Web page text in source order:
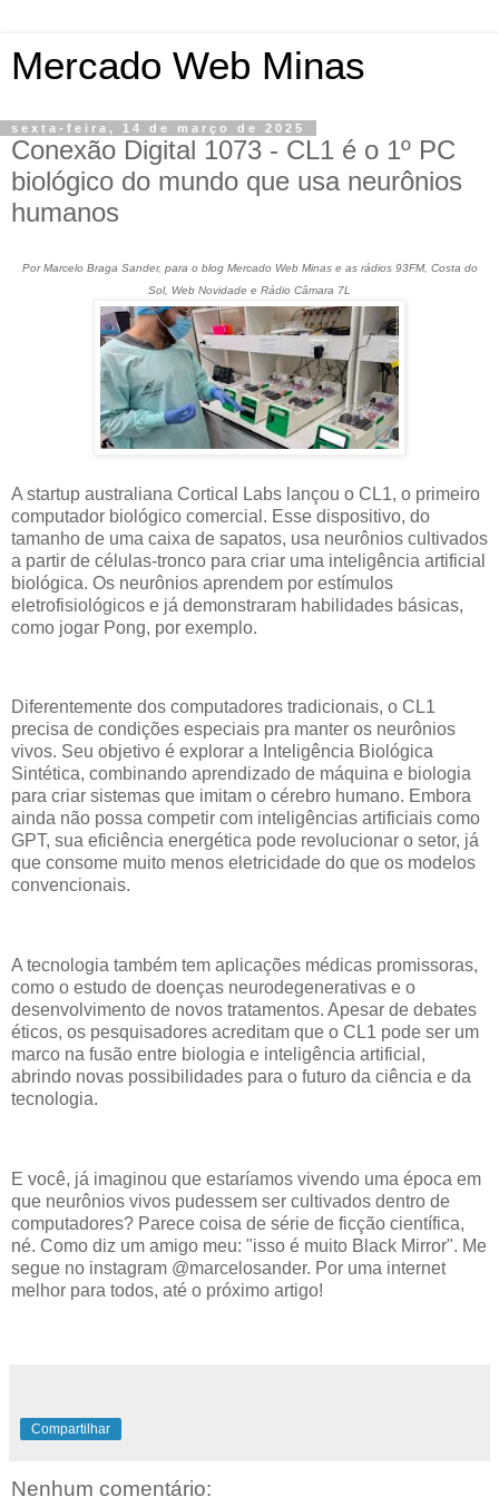
Mercado Web Minas
sexta-feira, 14 de março de 2025
Conexão Digital 1073 - CL1 é o 1º PC
biológico do mundo que usa neurônios
humanos
Por Marcelo Braga Sander, para o blog Mercado Web Minas e as rádios 93FM, Costa do
Sol, Web Novidade e Rádio Câmara 7L
A startup australiana Cortical Labs lançou o CL1, o primeiro
computador biológico comercial. Esse dispositivo, do
tamanho de uma caixa de sapatos, usa neurônios cultivados
a partir de células-tronco para criar uma inteligência artificial
biológica. Os neurônios aprendem por estímulos
eletrofisiológicos e já demonstraram habilidades básicas,
como jogar Pong, por exemplo.
Diferentemente dos computadores tradicionais, o CL1
precisa de condições especiais pra manter os neurônios
vivos. Seu objetivo é explorar a Inteligência Biológica
Sintética, combinando aprendizado de máquina e biologia
para criar sistemas que imitam o cérebro humano. Embora
ainda não possa competir com inteligências artificiais como
GPT, sua eficiência energética pode revolucionar o setor, já
que consome muito menos eletricidade do que os modelos
convencionais.
A tecnologia também tem aplicações médicas promissoras,
como o estudo de doenças neurodegenerativas e o
desenvolvimento de novos tratamentos. Apesar de debates
éticos, os pesquisadores acreditam que o CL1 pode ser um
marco na fusão entre biologia e inteligência artificial,
abrindo novas possibilidades para o futuro da ciência e da
tecnologia.
E você, já imaginou que estaríamos vivendo uma época em
que neurônios vivos pudessem ser cultivados dentro de
computadores? Parece coisa de série de ficção científica,
né. Como diz um amigo meu: "isso é muito Black Mirror". Me
segue no instagram @marcelosander. Por uma internet
melhor para todos, até o próximo artigo!
Compartilhar
Nenhum comentário: